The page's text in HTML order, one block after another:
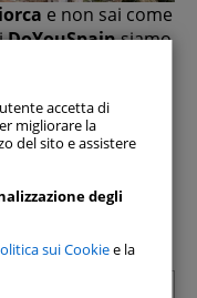
e non sai come
DoYouSpainsiamo
e fornirti
un soggiorno
grazie alla
e all'ampia
sito web, ti
ti diamo i
a Maiorca
accetta di
migliorare la
del sito e assistere
degli
sui Cookiee la